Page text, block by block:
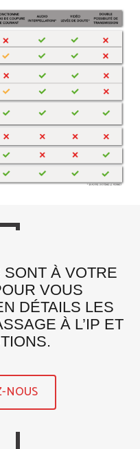
À VOTRE
VOUS
DÉTAILS LES
À L’IP ET
NOUS